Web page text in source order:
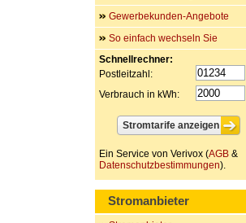
Gewerbekunden-Angebote
So einfach wechseln Sie
Schnellrechner:
Postleitzahl:
Verbrauch in kWh:
Ein Service von Verivox (AGB &
Datenschutzbestimmungen).
Stromanbieter